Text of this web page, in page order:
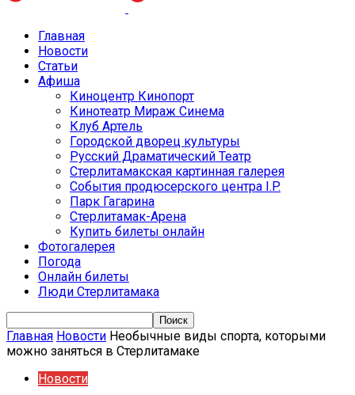
Главная
Новости
Статьи
Афиша
Киноцентр Кинопорт
Кинотеатр Мираж Синема
Клуб Артель
Городской дворец культуры
Русский Драматический Театр
Стерлитамакская картинная галерея
События продюсерского центра I.P.
Парк Гагарина
Стерлитамак-Арена
Купить билеты онлайн
Фотогалерея
Погода
Онлайн билеты
Люди Стерлитамака
Главная Новости Необычные виды спорта, которыми
можно заняться в Стерлитамаке
Новости